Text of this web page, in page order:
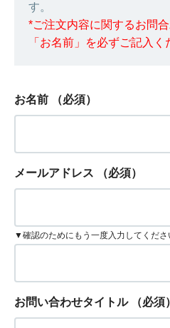
す。
*ご注文内容に関するお問
「お名前」を必ずご記入く
お名前 （必須）
メールアドレス （必須）
▼確認のためにもう一度入力してくださ
お問い合わせタイトル （必須）